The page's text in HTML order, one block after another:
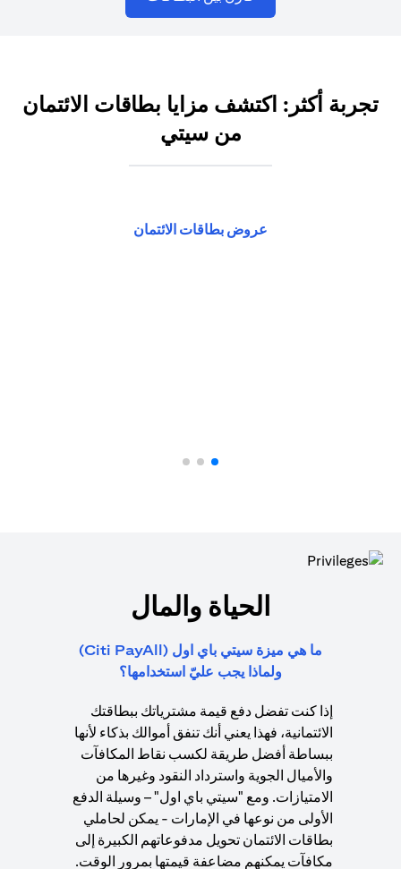
تجربة أكثر: اكتشف مزايا بطاقات الائتمان
من سيتي
عروض بطاقات الائتمان
الحياة والمال
ما هي ميزة سيتي باي اول (Citi PayAll)
ولماذا يجب عليّ استخدامها؟
إذا كنت تفضل دفع قيمة مشترياتك ببطاقتك
الائتمانية، فهذا يعني أنك تنفق أموالك بذكاء لأنها
ببساطة أفضل طريقة لكسب نقاط المكافآت
والأميال الجوية واسترداد النقود وغيرها من
الامتيازات. ومع "سيتي باي اول" – وسيلة الدفع
الأولى من نوعها في الإمارات - يمكن لحاملي
بطاقات الائتمان تحويل مدفوعاتهم الكبيرة إلى
مكافآت يمكنهم مضاعفة قيمتها بمرور الوقت.